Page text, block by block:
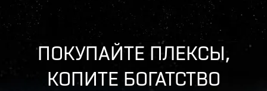
ПОКУПАЙТЕ ПЛЕКСЫ,
КОПИТЕ БОГАТСТВО